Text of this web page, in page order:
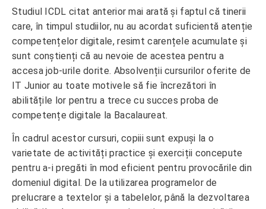
Studiul ICDL citat anterior mai arată și faptul că tinerii
care, în timpul studiilor, nu au acordat suficientă atenție
competențelor digitale, resimt carențele acumulate și
sunt conștienți că au nevoie de acestea pentru a
accesa job-urile dorite. Absolvenții cursurilor oferite de
IT Junior au toate motivele să fie încrezători în
abilitățile lor pentru a trece cu succes proba de
competențe digitale la Bacalaureat.
În cadrul acestor cursuri, copiii sunt expuși la o
varietate de activități practice și exerciții concepute
pentru a-i pregăti în mod eficient pentru provocările din
domeniul digital. De la utilizarea programelor de
prelucrare a textelor și a tabelelor, până la dezvoltarea